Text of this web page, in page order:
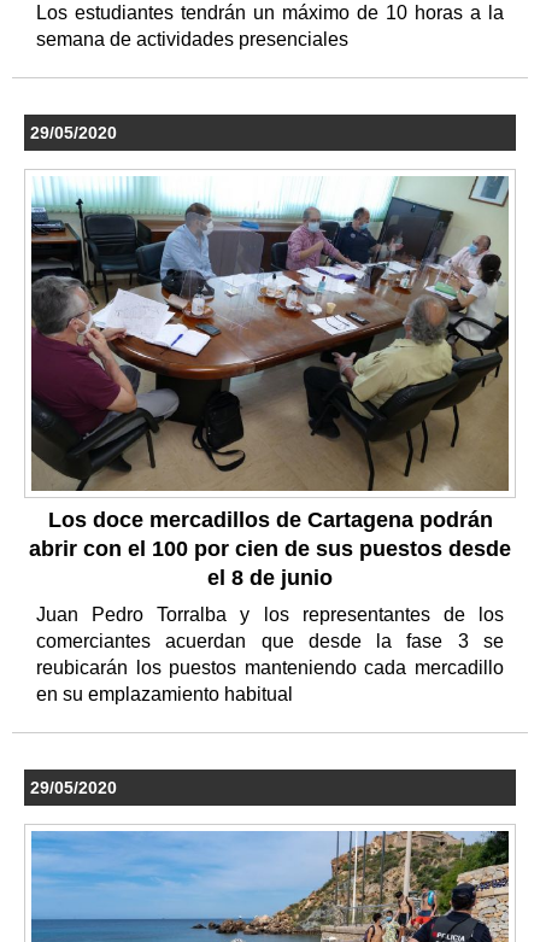
Los estudiantes tendrán un máximo de 10 horas a la
semana de actividades presenciales
29/05/2020
Los doce mercadillos de Cartagena podrán
abrir con el 100 por cien de sus puestos desde
el 8 de junio
Juan Pedro Torralba y los representantes de los
comerciantes acuerdan que desde la fase 3 se
reubicarán los puestos manteniendo cada mercadillo
en su emplazamiento habitual
29/05/2020